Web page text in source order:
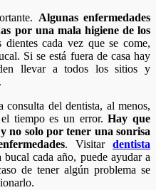
Algunas enfermedades
por una mala higiene de los
cada vez que se come,
Si se está fuera de casa hay
llevar a todos los sitios y
del dentista, al menos,
tiempo es un error.Hay que
no solo por tener una sonrisa
. Visitardentista
cada año, puede ayudar a
de tener algún problema se